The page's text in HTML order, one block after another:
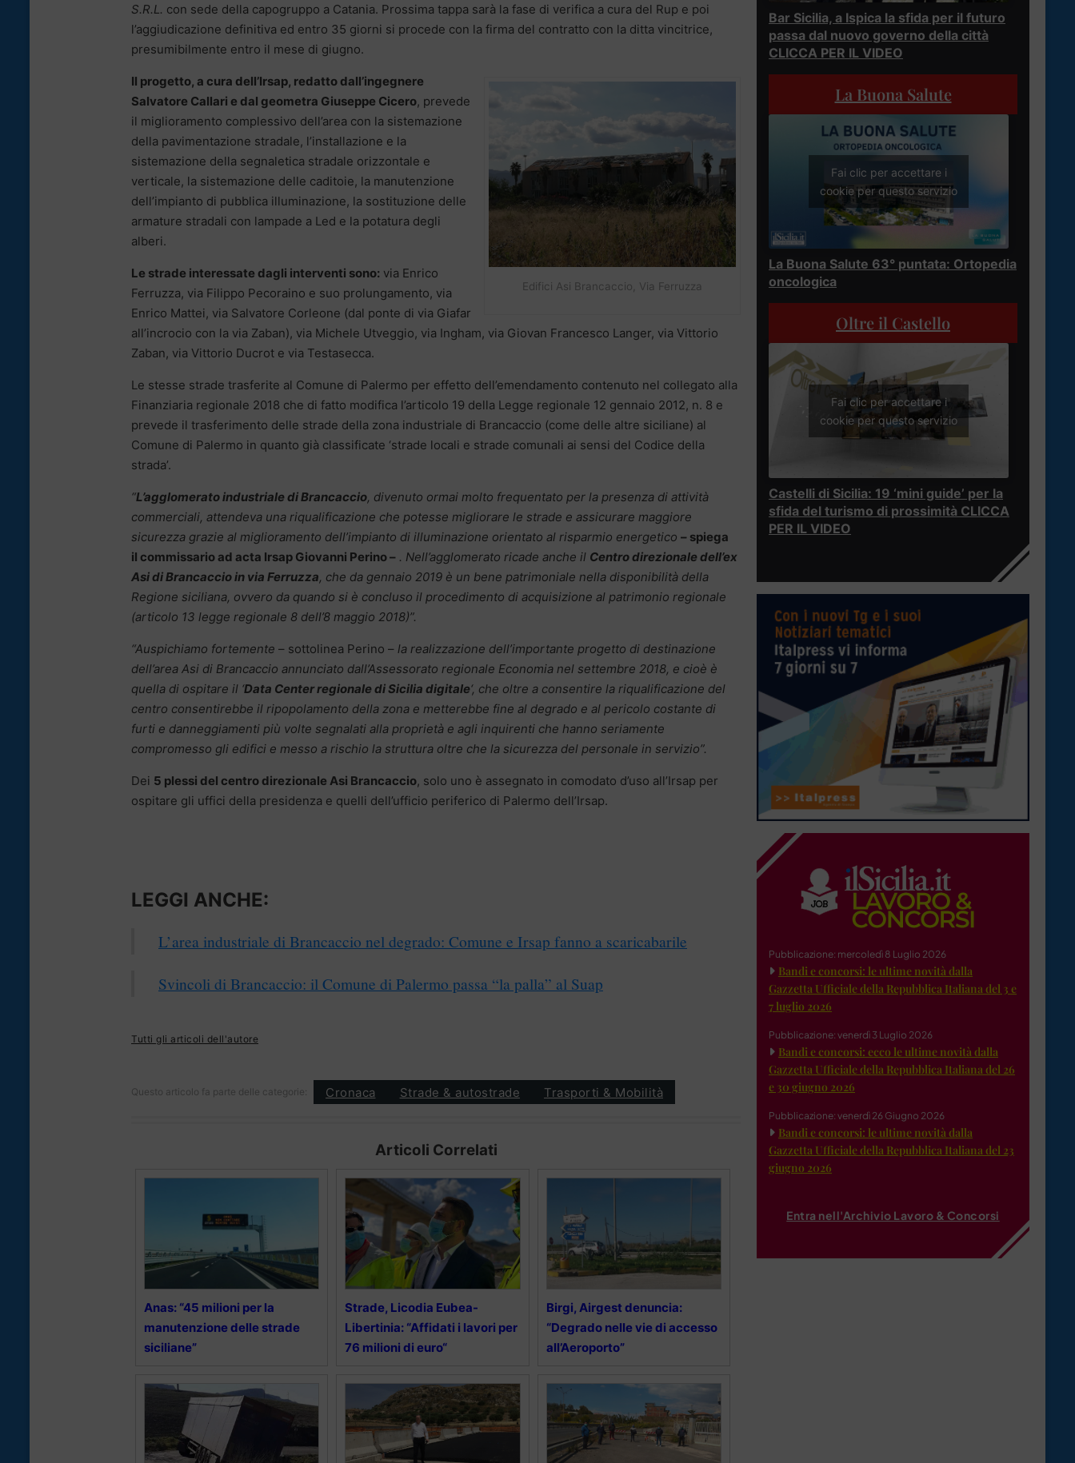
S.R.L. con sede della capogruppo a Catania. Prossima tappa sarà la fase di verifica a cura del Rup e poi
l’aggiudicazione definitiva ed entro 35 giorni si procede con la firma del contratto con la ditta vincitrice,
presumibilmente entro il mese di giugno.
Edifici Asi Brancaccio, Via Ferruzza
Il progetto, a cura dell’Irsap, redatto dall’ingegnere
Salvatore Callari e dal geometra Giuseppe Cicero, prevede
il miglioramento complessivo dell’area con la sistemazione
della pavimentazione stradale, l’installazione e la
sistemazione della segnaletica stradale orizzontale e
verticale, la sistemazione delle caditoie, la manutenzione
dell’impianto di pubblica illuminazione, la sostituzione delle
armature stradali con lampade a Led e la potatura degli
alberi.
Le strade interessate dagli interventi sono: via Enrico
Ferruzza, via Filippo Pecoraino e suo prolungamento, via
Enrico Mattei, via Salvatore Corleone (dal ponte di via Giafar
all’incrocio con la via Zaban), via Michele Utveggio, via Ingham, via Giovan Francesco Langer, via Vittorio
Zaban, via Vittorio Ducrot e via Testasecca.
Le stesse strade trasferite al Comune di Palermo per effetto dell’emendamento contenuto nel collegato alla
Finanziaria regionale 2018 che di fatto modifica l’articolo 19 della Legge regionale 12 gennaio 2012, n. 8 e
prevede il trasferimento delle strade della zona industriale di Brancaccio (come delle altre siciliane) al
Comune di Palermo in quanto già classificate ‘strade locali e strade comunali ai sensi del Codice della
strada’.
“L’agglomerato industriale di Brancaccio, divenuto ormai molto frequentato per la presenza di attività
commerciali, attendeva una riqualificazione che potesse migliorare le strade e assicurare maggiore
sicurezza grazie al miglioramento dell’impianto di illuminazione orientato al risparmio energetico – spiega
il commissario ad acta Irsap Giovanni Perino – . Nell’agglomerato ricade anche il Centro direzionale dell’ex
Asi di Brancaccio in via Ferruzza, che da gennaio 2019 è un bene patrimoniale nella disponibilità della
Regione siciliana, ovvero da quando si è concluso il procedimento di acquisizione al patrimonio regionale
(articolo 13 legge regionale 8 dell’8 maggio 2018)”.
“Auspichiamo fortemente – sottolinea Perino – la realizzazione dell’importante progetto di destinazione
dell’area Asi di Brancaccio annunciato dall’Assessorato regionale Economia nel settembre 2018, e cioè è
quella di ospitare il ‘Data Center regionale di Sicilia digitale‘, che oltre a consentire la riqualificazione del
centro consentirebbe il ripopolamento della zona e metterebbe fine al degrado e al pericolo costante di
furti e danneggiamenti più volte segnalati alla proprietà e agli inquirenti che hanno seriamente
compromesso gli edifici e messo a rischio la struttura oltre che la sicurezza del personale in servizio”.
Dei 5 plessi del centro direzionale Asi Brancaccio, solo uno è assegnato in comodato d’uso all’Irsap per
ospitare gli uffici della presidenza e quelli dell’ufficio periferico di Palermo dell’Irsap.
LEGGI ANCHE:
L’area industriale di Brancaccio nel degrado: Comune e Irsap fanno a scaricabarile
Svincoli di Brancaccio: il Comune di Palermo passa “la palla” al Suap
Tutti gli articoli dell'autore
Questo articolo fa parte delle categorie: Cronaca Strade & autostrade Trasporti & Mobilità
Articoli Correlati
Anas: “45 milioni per la
manutenzione delle strade
siciliane”
Strade, Licodia Eubea-
Libertinia: “Affidati i lavori per
76 milioni di euro“
Birgi, Airgest denuncia:
“Degrado nelle vie di accesso
all’Aeroporto”
Bar Sicilia, a Ispica la sfida per il futuro
passa dal nuovo governo della città
CLICCA PER IL VIDEO
La Buona Salute
Fai clic per accettare i
cookie per questo servizio
La Buona Salute 63° puntata: Ortopedia
oncologica
Oltre il Castello
Fai clic per accettare i
cookie per questo servizio
Castelli di Sicilia: 19 ‘mini guide’ per la
sfida del turismo di prossimità CLICCA
PER IL VIDEO
Pubblicazione: mercoledì 8 Luglio 2026
Bandi e concorsi: le ultime novità dalla
Gazzetta Ufficiale della Repubblica Italiana del 3 e
7 luglio 2026
Pubblicazione: venerdì 3 Luglio 2026
Bandi e concorsi: ecco le ultime novità dalla
Gazzetta Ufficiale della Repubblica Italiana del 26
e 30 giugno 2026
Pubblicazione: venerdì 26 Giugno 2026
Bandi e concorsi: le ultime novità dalla
Gazzetta Ufficiale della Repubblica Italiana del 23
giugno 2026
Entra nell'Archivio Lavoro & Concorsi